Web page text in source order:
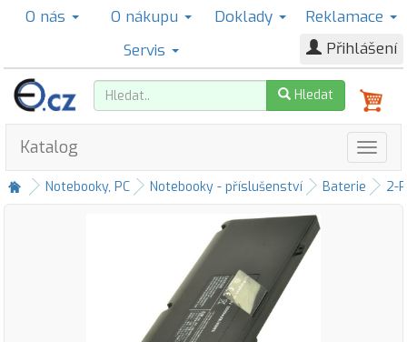
O nás O nákupu Doklady
Reklamace
Servis
Přihlášení
Hledat
Katalog
Notebooky, PC Notebooky - příslušenství Baterie 2-